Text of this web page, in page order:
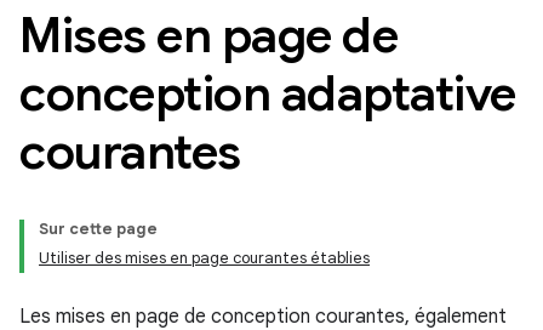
Mises en page de
conception adaptative
courantes
Sur cette page
Utiliser des mises en page courantes établies
Les mises en page de conception courantes, également